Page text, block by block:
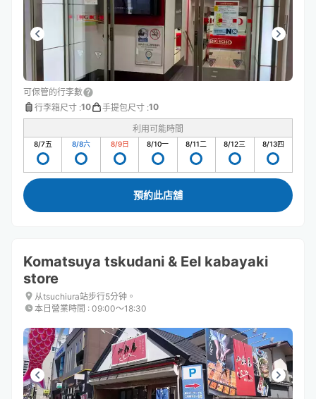
可保管的行李數
行李箱尺寸 :10 手提包尺寸 :10
利用可能時間
8/7五 8/8六 8/9日 8/10一 8/11二 8/12三 8/13四
預約此店舖
Komatsuya tskudani & Eel kabayaki
store
从tsuchiura站步行5分钟。
本日營業時間 : 09:00〜18:30